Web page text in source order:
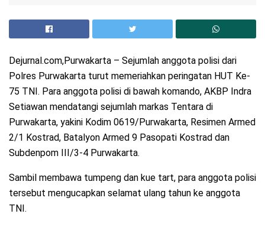
Dejurnal.com,Purwakarta – Sejumlah anggota polisi dari
Polres Purwakarta turut memeriahkan peringatan HUT Ke-
75 TNI. Para anggota polisi di bawah komando, AKBP Indra
Setiawan mendatangi sejumlah markas Tentara di
Purwakarta, yakini Kodim 0619/Purwakarta, Resimen Armed
2/1 Kostrad, Batalyon Armed 9 Pasopati Kostrad dan
Subdenpom III/3-4 Purwakarta.
Sambil membawa tumpeng dan kue tart, para anggota polisi
tersebut mengucapkan selamat ulang tahun ke anggota
TNI.